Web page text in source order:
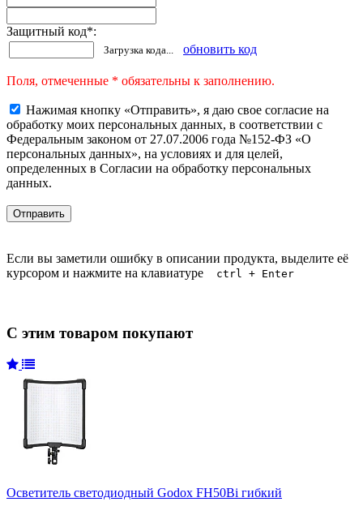
Защитный код*:
Загрузка кода... обновить код
Поля, отмеченные * обязательны к заполнению.
Нажимая кнопку «Отправить», я даю свое согласие на
обработку моих персональных данных, в соответствии с
Федеральным законом от 27.07.2006 года №152-ФЗ «О
персональных данных», на условиях и для целей,
определенных в Согласии на обработку персональных
данных.
Если вы заметили ошибку в описании продукта, выделите её
курсором и нажмите на клавиатуре
ctrl + Enter
С этим товаром покупают
Осветитель светодиодный Godox FH50Bi гибкий